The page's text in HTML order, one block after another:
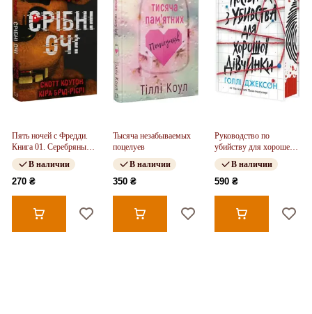
Пять ночей с Фредди.
Книга 01. Серебряные
глаза
В наличии
270 ₴
Тысяча незабываемых
поцелуев
В наличии
350 ₴
Руководство по
убийству для хорошей
девочки. Книга 01
В наличии
590 ₴